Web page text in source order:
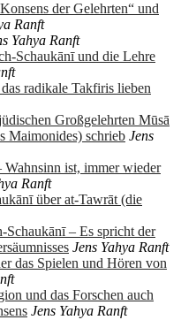
der Gelehrten“ und
Ranft
Yahya Ranft
Schaukānī und die Lehre
radikale Takfiris lieben
Großgelehrten Mūsā
Maimonides) schrieb Jens
ist, immer wieder
Ranft
über at-Tawrāt (die
– Es spricht der
Jens Yahya Ranft
das Spielen und Hören von
und das Forschen auch
Jens Yahya Ranft